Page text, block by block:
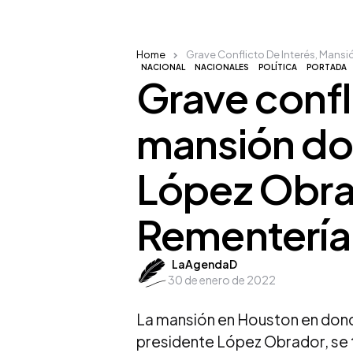
NACIONAL NACIONALES POLÍTICA PORTADA
Grave
mansión
López
Rementería
Posted
by
LaAgendaD
30 de enero de 2022
Home Grave Conflicto De Interés,
La mansión en Houston en
presidente López Obrador,